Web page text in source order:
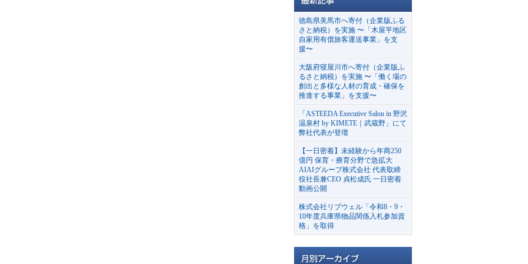
徳島県美馬市へ寄付（企業版ふる
さと納税）を実施 〜「木屋平地区
自家用有償旅客運送事業」を支
援〜
大阪府寝屋川市へ寄付（企業版ふ
るさと納税）を実施 〜「働く場の
創出と多様な人材の育成・確保を
推進する事業」を支援〜
「ASTEEDA Executive Salon in 野沢
温泉村 by KIMETE｜武蔵野」にて
弊社代表が登壇
【一日密着】未経験から年商250
億円 保育・療育分野で急拡大
AIAIグループ株式会社 代表取締
役社長兼CEO 貞松成氏 一日密着
動画公開
株式会社リブウェル「令和8・9・
10年度兵庫県物品関係入札参加資
格」を取得